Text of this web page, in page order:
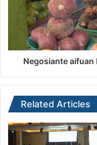
Negosiante
Related Articles